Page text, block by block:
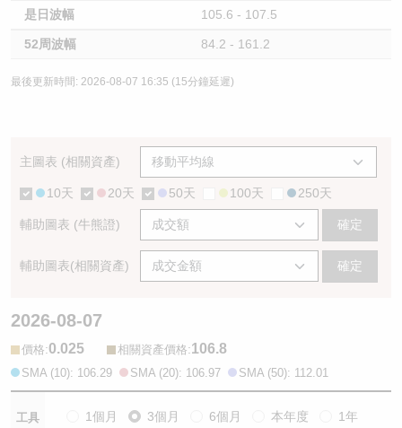
是日波幅 105.6 - 107.5
52周波幅 84.2 - 161.2
最後更新時間: 2026-08-07 16:35 (15分鐘延遲)
主圖表 (相關資產)
10天 20天 50天 100天 250天
輔助圖表 (牛熊證) 確定
輔助圖表(相關資產) 確定
2026-08-07
價格:0.025 相關資產價格:106.8
SMA (10): 106.29 SMA (20): 106.97 SMA (50): 112.01
工具 1個月 3個月 6個月 本年度 1年